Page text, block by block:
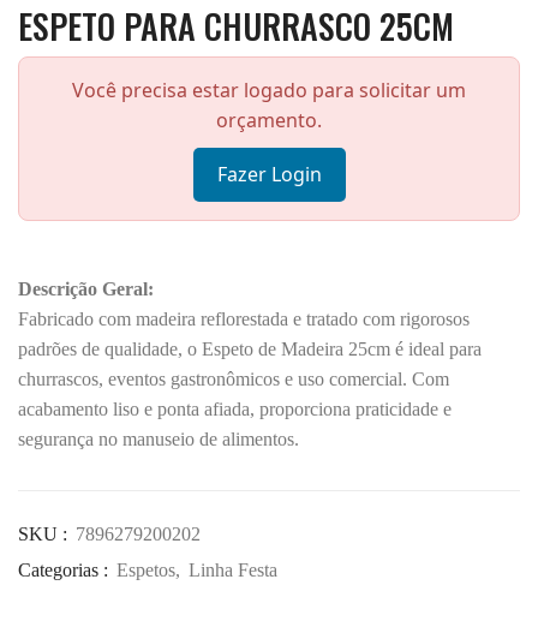
ESPETO PARA CHURRASCO 25CM
Você precisa estar logado para solicitar um
orçamento.
Fazer Login
Descrição Geral:
Fabricado com madeira reflorestada e tratado com rigorosos
padrões de qualidade, o Espeto de Madeira 25cm é ideal para
churrascos, eventos gastronômicos e uso comercial. Com
acabamento liso e ponta afiada, proporciona praticidade e
segurança no manuseio de alimentos.
SKU : 7896279200202
Categorias : Espetos, Linha Festa